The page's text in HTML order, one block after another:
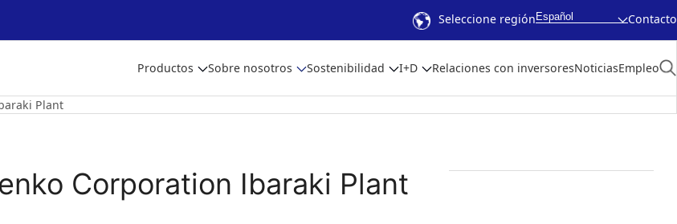
Seleccione región Español Contacto
Productos Sobre nosotros Sostenibilidad I+D Relaciones con inversoresNoticiasEmpleo
Plant
Corporation Ibaraki Plant